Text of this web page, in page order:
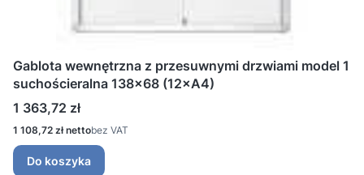
Gablota wewnętrzna z przesuwnymi drzwiami model 1
suchościeralna 138x68 (12×A4)
Cena
1 363,72 zł
Cena
1 108,72 zł bez VAT
Do koszyka